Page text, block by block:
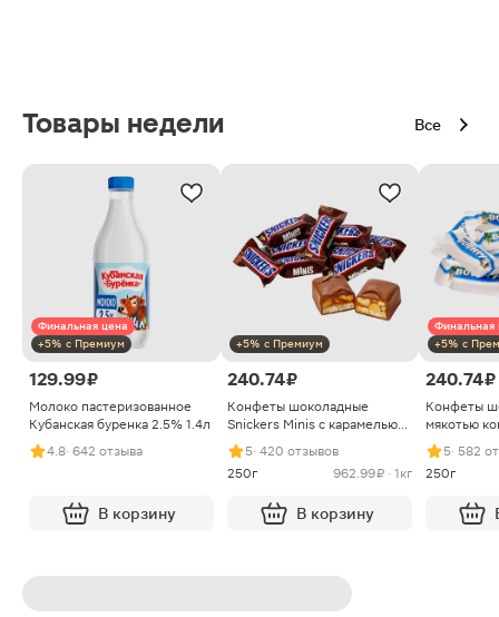
Товары недели Все
Финальная цена
+5% с Премиум
129.99 ₽
Молоко пастеризованное
Кубанская буренка 2.5% 1.4л
4.8· 642 отзыва
В корзину
+5% с Премиум
240.74 ₽
Конфеты шоколадные
Snickers Minis с карамелью
арахисом и нугой
5· 420 отзывов
250г
962.99 ₽ · 1кг
В корзину
Финальная
+5% с
240.74 ₽
Конфеты
мякотью
5· 582
250г